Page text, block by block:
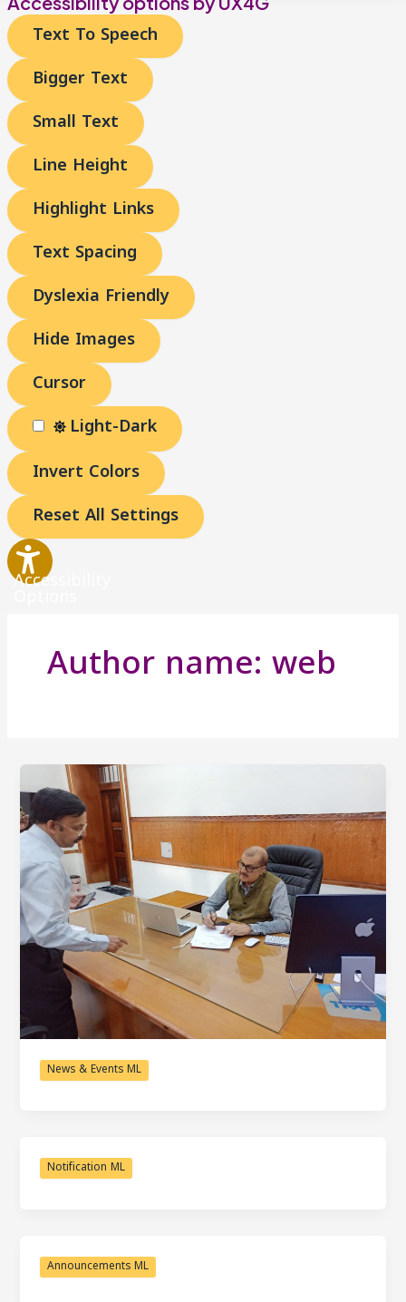
Text To Speech
Bigger Text
Small Text
Line Height
Highlight Links
Text Spacing
Dyslexia Friendly
Hide Images
Cursor
Light-Dark
Invert Colors
Reset All Settings
Accessibility
Author name: web
News & Events ML
Notification ML
Announcements ML